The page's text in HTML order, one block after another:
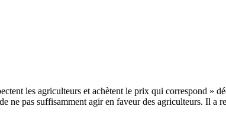
ne pas suffisamment agir en faveur des agriculteurs. Il a